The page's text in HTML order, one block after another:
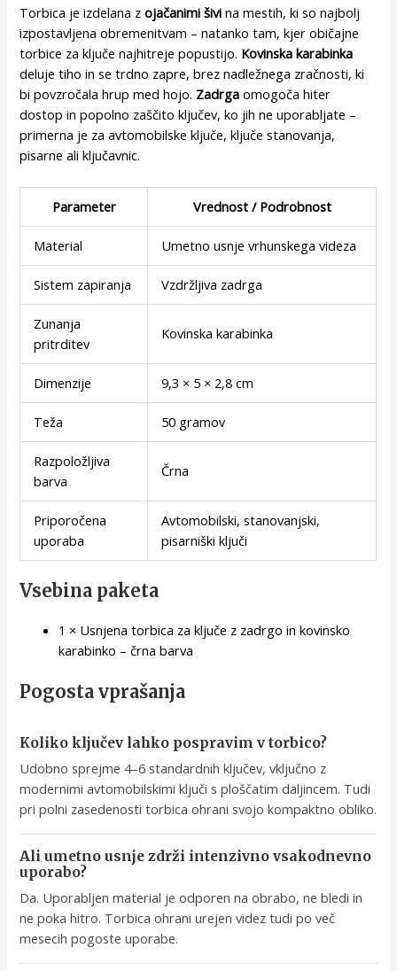
Torbica je izdelana zojačanimi šivi na mestih, ki so najbolj
izpostavljena obremenitvam – natanko tam, kjer običajne
torbice za ključe najhitreje popustijo. Kovinska karabinka
deluje tiho in se trdno zapre, brez nadležnega zračnosti, ki
bi povzročala hrup med hojo. Zadrga omogoča hiter
dostop in popolno zaščito ključev, ko jih ne uporabljate –
primerna je za avtomobilske ključe, ključe stanovanja,
pisarne ali ključavnic.
Parameter Vrednost / Podrobnost
Material Umetno usnje vrhunskega videza
Sistem zapiranja Vzdržljiva zadrga
Zunanja
pritrditev
Kovinska karabinka
Dimenzije 9,3 × 5 × 2,8 cm
Teža 50 gramov
Razpoložljiva
barva
Črna
Priporočena
uporaba
Avtomobilski, stanovanjski,
pisarniški ključi
Vsebina paketa
1 × Usnjena torbica za ključe z zadrgo in kovinsko
karabinko – črna barva
Pogosta vprašanja
Koliko ključev lahko pospravim v torbico?
Udobno sprejme 4–6 standardnih ključev, vključno z
modernimi avtomobilskimi ključi s ploščatim daljincem. Tudi
pri polni zasedenosti torbica ohrani svojo kompaktno obliko.
Ali umetno usnje zdrži intenzivno vsakodnevno
uporabo?
Da. Uporabljen material je odporen na obrabo, ne bledi in
ne poka hitro. Torbica ohrani urejen videz tudi po več
mesecih pogoste uporabe.